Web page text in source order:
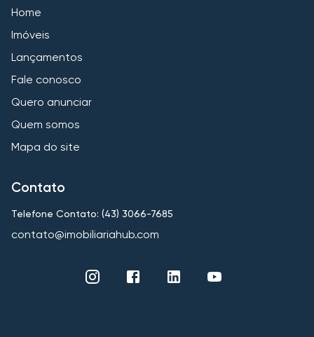
Home
Imóveis
Lançamentos
Fale conosco
Quero anunciar
Quem somos
Mapa do site
Contato
Telefone Contato: (43) 3066-7685
contato@imobiliariahub.com